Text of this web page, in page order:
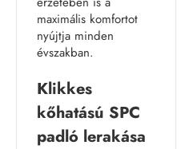
maximális komfortot
nyújtja minden
évszakban.
Klikkes
kőhatású SPC
padló lerakása